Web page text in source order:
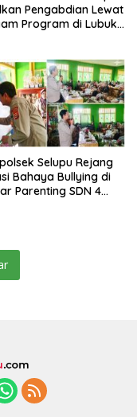
Pengabdian Lewat
Program di Lubuk
Selupu Rejang
Bahaya Bullying di
Parenting SDN 4